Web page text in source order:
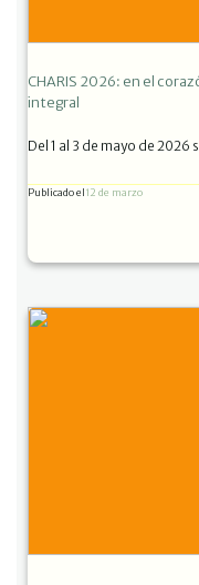
CHARIS 2026: en el
integral
Del 1 al 3 de mayo de
Publicado el12 de marzo